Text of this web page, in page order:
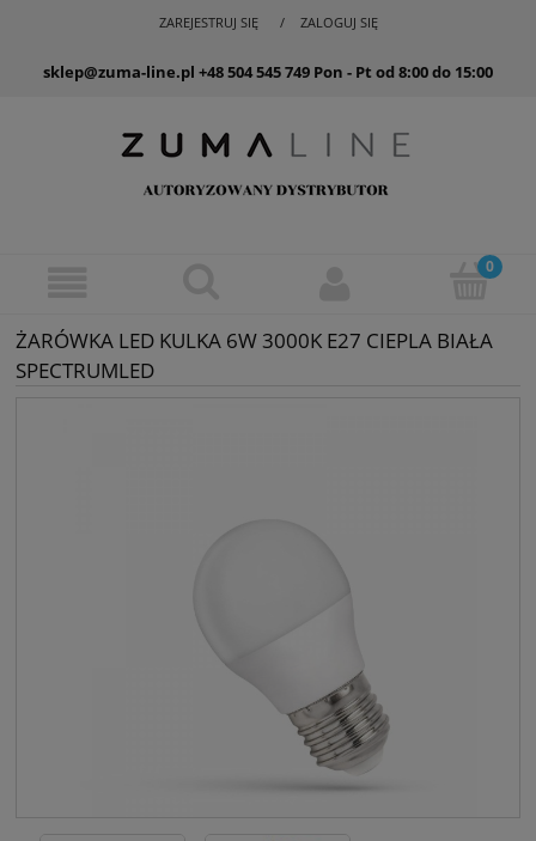
ZAREJESTRUJ SIĘ ZALOGUJ SIĘ
sklep@zuma-line.pl +48 504 545 749 Pon - Pt od 8:00 do 15:00
ŻARÓWKA LED KULKA 6W 3000K E27 CIEPLA BIAŁA
SPECTRUMLED